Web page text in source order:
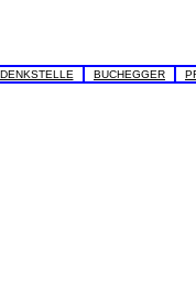
DENKSTELLE BUCHEGGER